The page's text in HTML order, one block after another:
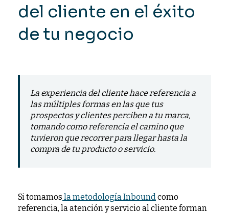
del cliente en el éxito
de tu negocio
La experiencia del cliente hace referencia a
las múltiples formas en las que tus
prospectos y clientes perciben a tu marca,
tomando como referencia el camino que
tuvieron que recorrer para llegar hasta la
compra de tu producto o servicio.
Si tomamos la metodología Inboundcomo
referencia, la atención y servicio al cliente forman